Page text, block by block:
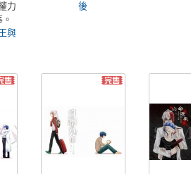
力
與
後